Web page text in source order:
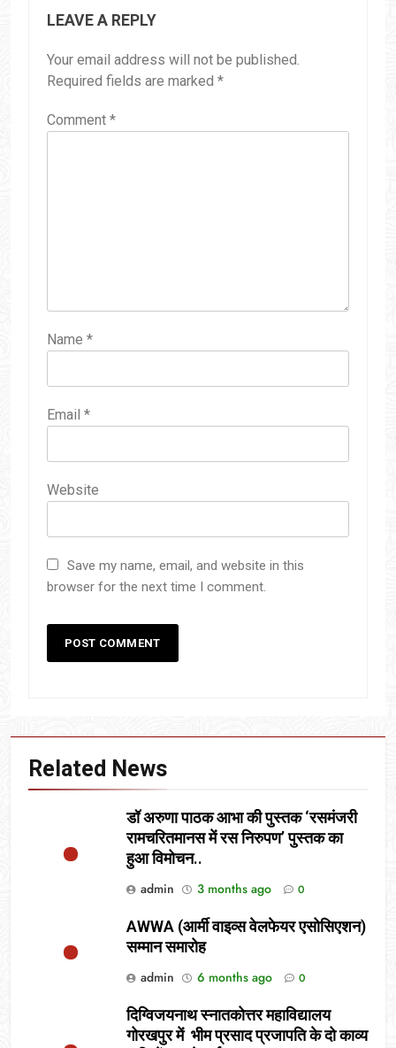
LEAVE A REPLY
Your email address will not be published.
Required fields are marked *
Comment *
Name *
Email *
Website
Save my name, email, and website in this
browser for the next time I comment.
Related News
डॉ अरुणा पाठक आभा की पुस्तक ‘रसमंजरी
रामचरितमानस में रस निरुपण’ पुस्तक का
हुआ विमोचन..
admin
3 months ago 0
AWWA (आर्मी वाइव्स वेलफेयर एसोसिएशन)
सम्मान समारोह
admin
6 months ago 0
दिग्विजयनाथ स्नातकोत्तर महाविद्यालय
गोरखपुर में भीम प्रसाद प्रजापति के दो काव्य